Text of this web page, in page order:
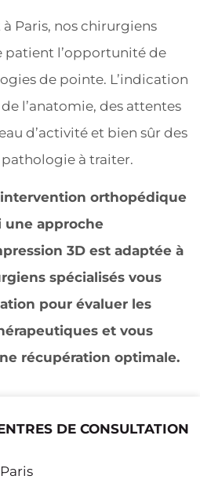
Paris, nos chirurgiens
patient l’opportunité de
de pointe. L’indication
l’anatomie, des attentes
d’activité et bien sûr des
à traiter.
orthopédique
une approche
3D est adaptée à
spécialisés vous
pour évaluer les
et vous
récupération optimale.
DE CONSULTATION